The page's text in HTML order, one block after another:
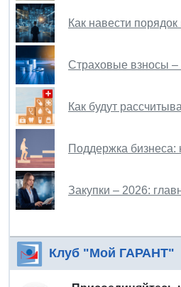
Как навести
Страховые взносы –
Как будут
Поддержка бизнеса:
Закупки – 2026:
Клуб "Мой ГАРАНТ"